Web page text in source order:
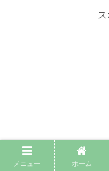
メニュー ホーム